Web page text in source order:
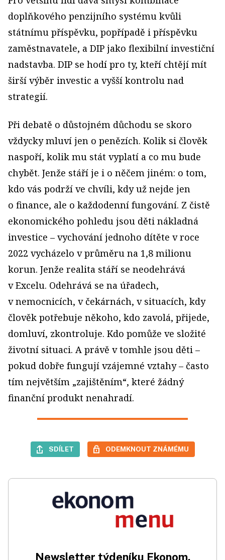
doplňkového penzijního systému kvůli
státnímu příspěvku, popřípadě i příspěvku
zaměstnavatele, a DIP jako flexibilní investiční
nadstavba. DIP se hodí pro ty, kteří chtějí mít
širší výběr investic a vyšší kontrolu nad
strategií.
Při debatě o důstojném důchodu se skoro
vždycky mluví jen o penězích. Kolik si člověk
naspoří, kolik mu stát vyplatí a co mu bude
chybět. Jenže stáří je i o něčem jiném: o tom,
kdo vás podrží ve chvíli, kdy už nejde jen
o finance, ale o každodenní fungování. Z čistě
ekonomického pohledu jsou děti nákladná
investice – vychování jednoho dítěte v roce
2022 vycházelo v průměru na 1,8 milionu
korun. Jenže realita stáří se neodehrává
v Excelu. Odehrává se na úřadech,
v nemocnicích, v čekárnách, v situacích, kdy
člověk potřebuje někoho, kdo zavolá, přijede,
domluví, zkontroluje. Kdo pomůže ve složité
životní situaci. A právě v tomhle jsou děti –
pokud dobře fungují vzájemné vztahy – často
tím největším „zajištěním“, které žádný
finanční produkt nenahradí.
SDÍLET ODEMKNOUT ZNÁMÉMU
Newsletter týdeníku Ekonom.